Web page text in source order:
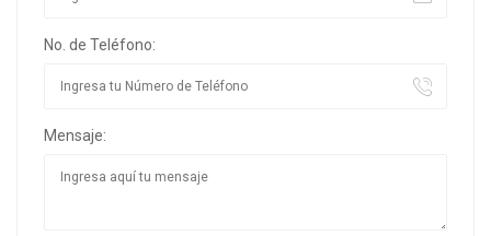
No. de Teléfono:
Mensaje: